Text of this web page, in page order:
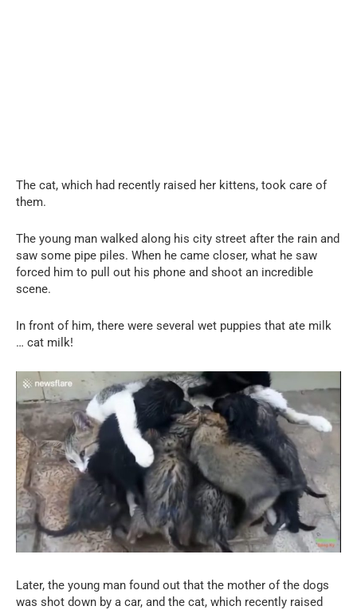
The cat, which had recently raised her kittens, took care of
them.
The young man walked along his city street after the rain and
saw some pipe piles. When he came closer, what he saw
forced him to pull out his phone and shoot an incredible
scene.
In front of him, there were several wet puppies that ate milk
… cat milk!
Later, the young man found out that the mother of the dogs
was shot down by a car, and the cat, which recently raised